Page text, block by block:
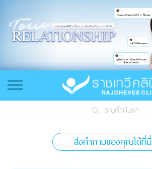
ระบุคำค้นหา
ส่งคำถามของคุณได้ที่นี่